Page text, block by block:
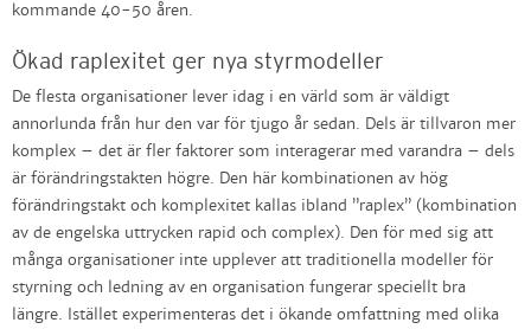
kommande 40-50 åren.
Ökad raplexitet ger nya styrmodeller
De flesta organisationer lever idag i en värld som är väldigt
annorlunda från hur den var för tjugo år sedan. Dels är tillvaron mer
komplex – det är fler faktorer som interagerar med varandra – dels
är förändringstakten högre. Den här kombinationen av hög
förändringstakt och komplexitet kallas ibland ”raplex” (kombination
av de engelska uttrycken rapid och complex). Den för med sig att
många organisationer inte upplever att traditionella modeller för
styrning och ledning av en organisation fungerar speciellt bra
längre. Istället experimenteras det i ökande omfattning med olika